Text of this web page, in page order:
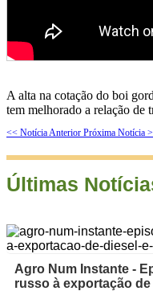
A alta na cotação do boi
tem melhorado a relação de
<< Notícia Anterior Próxima Notícia
Últimas
Agro Num Instante -
russo à exportação